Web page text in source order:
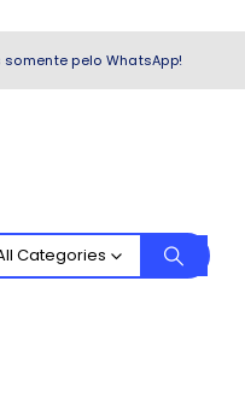
pelo WhatsApp!
Categories